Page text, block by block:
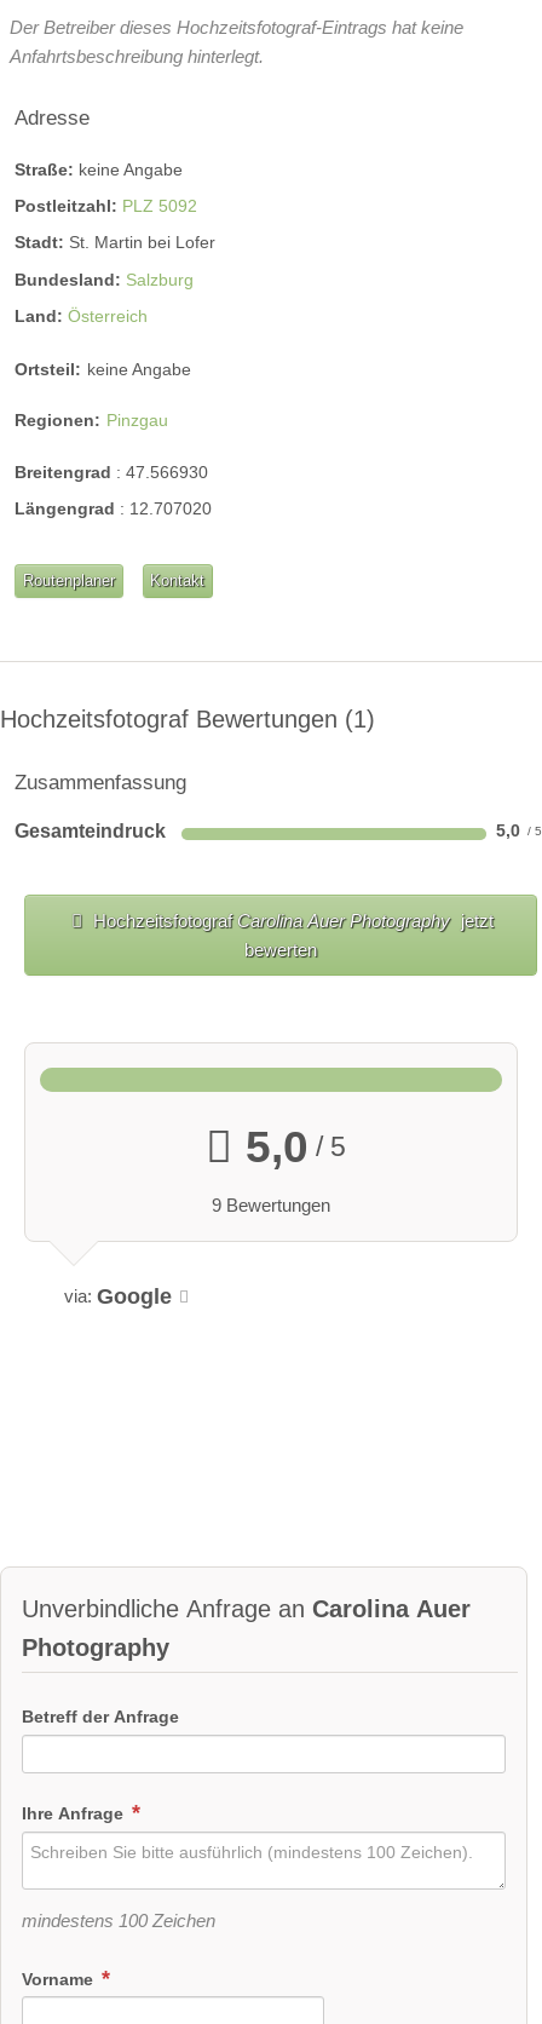
Der Betreiber dieses Hochzeitsfotograf-Eintrags hat keine
Anfahrtsbeschreibung hinterlegt.
Adresse
Straße: keine Angabe
Postleitzahl: PLZ 5092
Stadt: St. Martin bei Lofer
Bundesland: Salzburg
Land: Österreich
Ortsteil: keine Angabe
Regionen: Pinzgau
Breitengrad : 47.566930
Längengrad : 12.707020
Routenplaner Kontakt
Hochzeitsfotograf Bewertungen 1
Zusammenfassung
Gesamteindruck 5,0
HochzeitsfotografCarolina Auer Photography
jetzt
bewerten
5,0 / 5
9 Bewertungen
via: Google
Unverbindliche Anfrage an Carolina Auer
Photography
Betreff der Anfrage
Ihre Anfrage
mindestens 100 Zeichen
Vorname